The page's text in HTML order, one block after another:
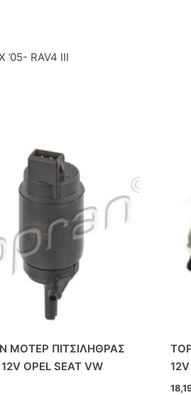
RAV4 III
ΜΟΤΕΡ ΠΙΤΣΙΛΗΘΡΑΣ
OPEL SEAT VW